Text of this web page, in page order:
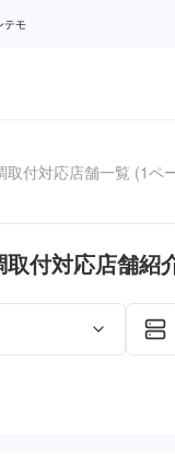
テモ
取付対応店舗一覧 (1ペ
付対応店舗紹